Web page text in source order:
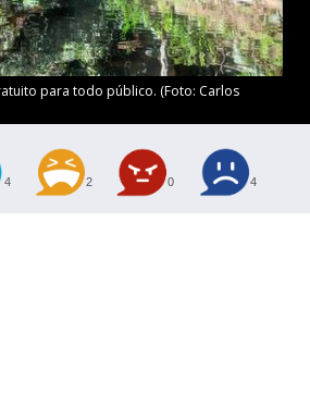
para todo público. (Foto: Carlos
4 2 0 4